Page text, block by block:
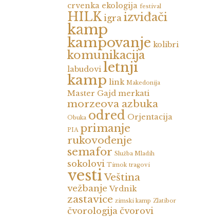
crvenka ekologija festival
HILKigraizviđači
kamp
kampovanje kolibri
komunikacija
labudovi letnji
kamp link Makedonija
Master Gajd merkati
morzeova azbuka
Obuka odred Orjentacija
PIA primanje
rukovođenje
semafor Služba Mladih
sokolovi Timok tragovi
vesti Veština
vežbanje Vrdnik
zastavice zimski kamp Zlatibor
čvorologijačvorovi